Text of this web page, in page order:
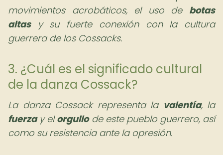
movimientos acrobáticos, el uso de botas
altasy su fuerte conexión con la cultura
guerrera de los Cossacks.
3. ¿Cuál es el significado cultural
de la danza Cossack?
La danza Cossack representa la valentía, la
fuerzay elorgullode este pueblo guerrero, así
como su resistencia ante la opresión.